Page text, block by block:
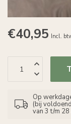
€40,95 Incl.
Op
(bij
van 3 t/m